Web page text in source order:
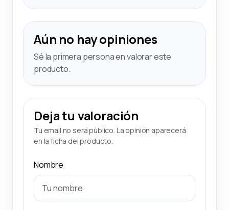
Aún no hay opiniones
Sé la primera persona en valorar este
producto.
Deja tu valoración
Tu email no será público. La opinión aparecerá
en la ficha del producto.
Nombre